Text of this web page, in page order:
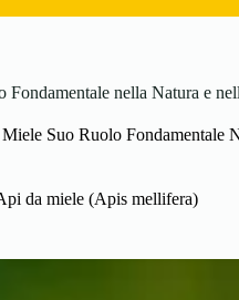
nella Natura e
Suo Ruolo Fondamentale
da miele (Apis mellifera)